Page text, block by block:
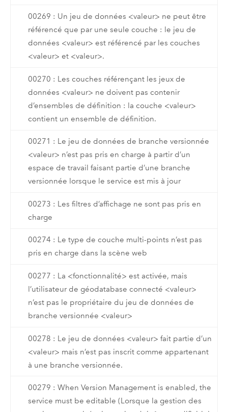
00269 : Un jeu de données <valeur> ne peut être
référencé que par une seule couche : le jeu de
données <valeur> est référencé par les couches
<valeur> et <valeur>.
00270 : Les couches référençant les jeux de
données <valeur> ne doivent pas contenir
d’ensembles de définition : la couche <valeur>
contient un ensemble de définition.
00271 : Le jeu de données de branche versionnée
<valeur> n’est pas pris en charge à partir d’un
espace de travail faisant partie d’une branche
versionnée lorsque le service est mis à jour
00273 : Les filtres d’affichage ne sont pas pris en
charge
00274 : Le type de couche multi-points n’est pas
pris en charge dans la scène web
00277 : La <fonctionnalité> est activée, mais
l’utilisateur de géodatabase connecté <valeur>
n’est pas le propriétaire du jeu de données de
branche versionnée <valeur>
00278 : Le jeu de données <valeur> fait partie d’un
<valeur> mais n’est pas inscrit comme appartenant
à une branche versionnée.
00279 : When Version Management is enabled, the
service must be editable (Lorsque la gestion des